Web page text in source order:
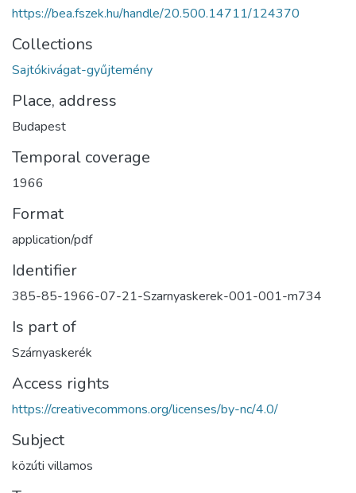
https://bea.fszek.hu/handle/20.500.14711/124370
Collections
Sajtókivágat-gyűjtemény
Place, address
Budapest
Temporal coverage
1966
Format
application/pdf
Identifier
385-85-1966-07-21-Szarnyaskerek-001-001-m734
Is part of
Szárnyaskerék
Access rights
https://creativecommons.org/licenses/by-nc/4.0/
Subject
közúti villamos